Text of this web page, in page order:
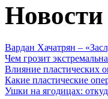
Вардан Хачатрян –
Чем грозит
Влияние пластических
Какие пластические
Ушки на ягодицах: